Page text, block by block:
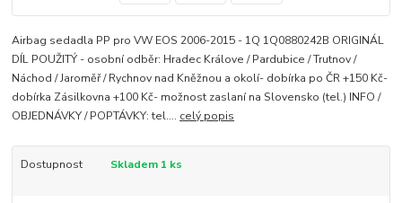
Airbag sedadla PP pro VW EOS 2006-2015 - 1Q 1Q0880242B ORIGINÁL
DÍL POUŽITÝ - osobní odběr: Hradec Králove / Pardubice / Trutnov /
Náchod / Jaroměř / Rychnov nad Kněžnou a okolí- dobírka po ČR +150 Kč-
dobírka Zásilkovna +100 Kč- možnost zaslaní na Slovensko (tel.) INFO /
OBJEDNÁVKY / POPTÁVKY: tel.... celý popis
Dostupnost Skladem 1 ks